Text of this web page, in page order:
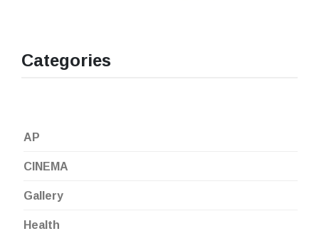
Categories
AP
CINEMA
Gallery
Health